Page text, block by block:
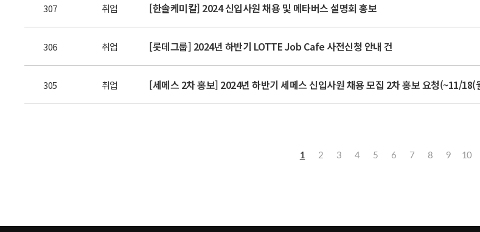
307 취업 [한솔케미칼] 2024 신입사원 채용 및 메타버스 설명회 홍보
306 취업 [롯데그룹] 2024년 하반기 LOTTE Job Cafe 사전신청 안내 건
305 취업 [세메스 2차 홍보] 2024년 하반기 세메스 신입사원 채용 모집 2차 홍보 요청(~11/18(
1 2 3 4 5 6 7 8 9 10